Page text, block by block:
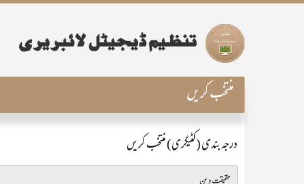
منتخب کریں
درجہ بندی (کٹیگری) منتخب کریں